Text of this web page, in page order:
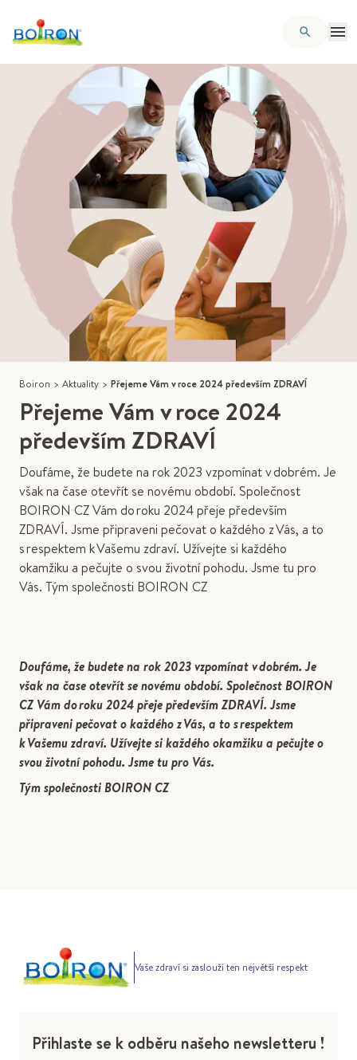
Boiron > Aktuality > Přejeme Vám v roce 2024 především ZDRAVÍ
Přejeme Vám v roce 2024
především ZDRAVÍ
Doufáme, že budete na rok 2023 vzpomínat v dobrém. Je
však na čase otevřít se novému období. Společnost
BOIRON CZ Vám do roku 2024 přeje především
ZDRAVÍ. Jsme připraveni pečovat o každého z Vás, a to
s respektem k Vašemu zdraví. Užívejte si každého
okamžiku a pečujte o svou životní pohodu. Jsme tu pro
Vás. Tým společnosti BOIRON CZ
Doufáme, že budete na rok 2023 vzpomínat v dobrém. Je
však na čase otevřít se novému období. Společnost BOIRON
CZ Vám do roku 2024 přeje především ZDRAVÍ. Jsme
připraveni pečovat o každého z Vás, a to s respektem
k Vašemu zdraví. Užívejte si každého okamžiku a pečujte o
svou životní pohodu. Jsme tu pro Vás.
Tým společnosti BOIRON CZ
Vaše zdraví si zaslouží ten největší respekt
Přihlaste se k odběru našeho newsletteru !